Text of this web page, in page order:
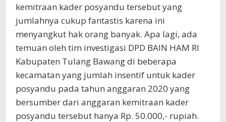
kemitraan kader posyandu tersebut yang
jumlahnya cukup fantastis karena ini
menyangkut hak orang banyak. Apa lagi, ada
temuan oleh tim investigasi DPD BAIN HAM RI
Kabupaten Tulang Bawang di beberapa
kecamatan yang jumlah insentif untuk kader
posyandu pada tahun anggaran 2020 yang
bersumber dari anggaran kemitraan kader
posyandu tersebut hanya Rp. 50.000,- rupiah.